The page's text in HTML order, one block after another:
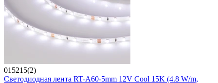
015215(2)
Светодиодная лента RT-A60-5mm 12V Cool 15K (4.8 W/m,